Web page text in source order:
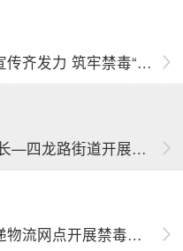
四龙路街道红卫村社区：多维宣传齐发力 筑牢禁毒“防火墙”
识毒拒毒防滥用 平安无毒伴成长—四龙路街道开展防范青少年药物滥用禁毒宣传进校园活动
四龙路街道大型区社区走进快递物流网点开展禁毒宣传活动